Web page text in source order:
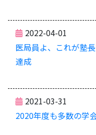
2022-04-01
医局員よ、これが塾
達成
2021-03-31
2020年度も多数の学